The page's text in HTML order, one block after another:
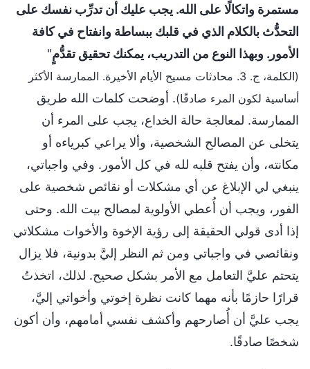
مستمرة واتكالًا على الله. يجب عليك أن تدرِّب نفسك على
التحدُّث بالكلام الذي في قلبك ببساطة وانفتاح في كافة
الأمور. وبهذا النوع من التدريب، يمكنك تحقيق تقدُّمٍ"
(الكلمة، ج. 3. محادثات مسيح الأيام الأخيرة. الممارسة الأكثر
أساسية لكون المرء صادقًا). أوضحت كلمات الله طريق
الممارسة. لمعالجة حالة الخداع، يجب على المرء أن
يتخلى عن المصالح الشخصية، وألا يراعي كبرياءه أو
مكانته، وأن يفتح قلبه لله في كل الأمور. وفي واجباتي،
ينبغي لي الإبلاغ عن أي مشكلات أو نقائص شخصية على
الفور، ويجب أن أُعطي الأولوية لمصالح بيت الله. وحتى
إذا أدى قولي الحقيقة إلى رؤية الإخوة والأخوات مشكلاتي
ونقائصي في واجباتي ومن ثم النظر إليَّ بدونية، فلا يزال
يتحتم عليَّ التعامل مع الأمر بشكل صحيح. لذلك، اتخذتُ
قرارًا حازمًا بأنه مهما كانت نظرة إخوتي وأخواتي إليَّ،
يجب عليَّ أن أُصارحهم وأكشف نفسي أمامهم، وأن أكون
شخصًا صادقًا.